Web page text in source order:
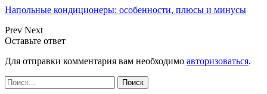
Напольные кондиционеры: особенности, плюсы и минусы
Prev Next
Оставьте ответ
Для отправки комментария вам необходимо авторизоваться.